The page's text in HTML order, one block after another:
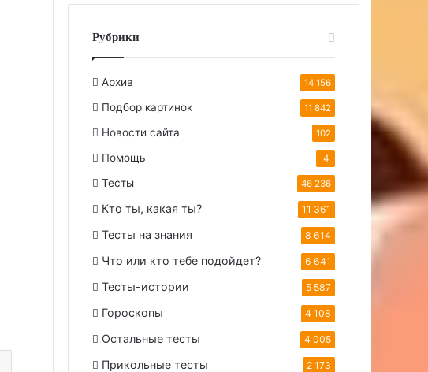
Рубрики
Архив 14 156
Подбор картинок 11 842
Новости сайта 102
Помощь 4
Тесты 46 236
Кто ты, какая ты? 11 361
Тесты на знания 8 614
Что или кто тебе подойдет? 6 641
Тесты-истории 5 587
Гороскопы 4 108
Остальные тесты 4 005
Прикольные тесты 2 173